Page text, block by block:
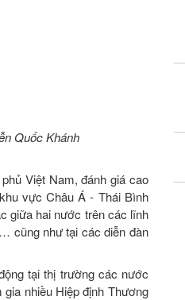
Quốc Khánh
Việt Nam, đánh giá cao
vực Châu Á - Thái Bình
giữa hai nước trên các lĩnh
cũng như tại các diễn đàn
tại thị trường các nước
nhiều Hiệp định Thương